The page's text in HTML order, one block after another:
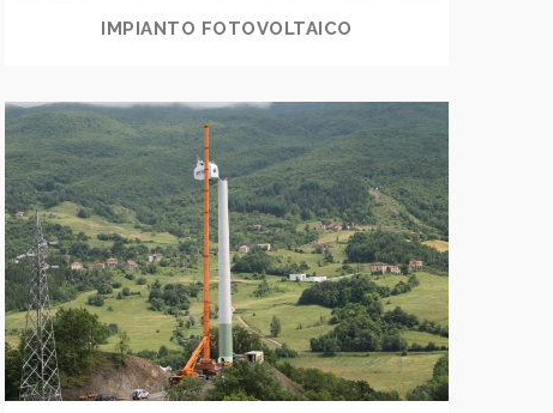
IMPIANTO FOTOVOLTAICO